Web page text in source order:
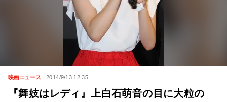
映画ニュース 2014/9/13 12:35
『舞妓はレディ』上白石萌音の目に大粒の